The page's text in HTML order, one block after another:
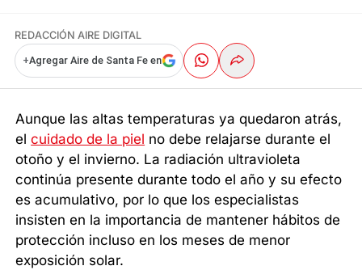
REDACCIÓN AIRE DIGITAL
+Agregar Aire de Santa Fe en
Aunque las altas temperaturas ya quedaron atrás,
elcuidado de la piel no debe relajarse durante el
otoño y el invierno. La radiación ultravioleta
continúa presente durante todo el año y su efecto
es acumulativo, por lo que los especialistas
insisten en la importancia de mantener hábitos de
protección incluso en los meses de menor
exposición solar.